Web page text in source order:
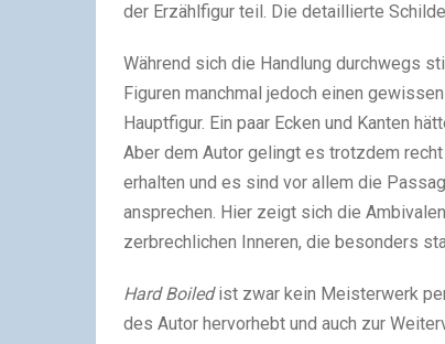
der Erzählfigur teil. Die detaillierte
Während sich die Handlung durchwegs
Figuren manchmal jedoch einen
Hauptfigur. Ein paar Ecken und Kanten
Aber dem Autor gelingt es trotzdem
erhalten und es sind vor allem die
ansprechen. Hier zeigt sich die
zerbrechlichen Inneren, die besonders
Hard Boiledist zwar kein Meisterwerk
des Autor hervorhebt und auch zur